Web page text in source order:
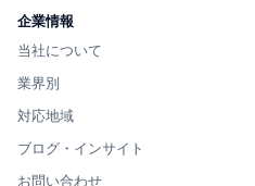
企業情報
当社について
業界別
対応地域
ブログ・インサイト
お問い合わせ